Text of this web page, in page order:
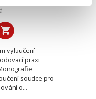
vyloučení
praxi
soudce pro
o...